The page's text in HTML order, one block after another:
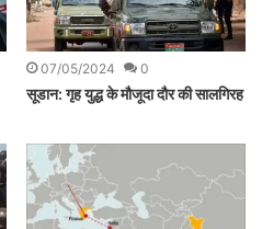
07/05/2024 0
सूडान: गृह युद्ध के मौजूदा दौर की सालगिरह